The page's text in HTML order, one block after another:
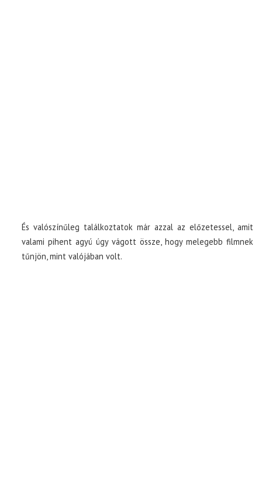
És valószínűleg találkoztatok már azzal az előzetessel, amit
valami pihent agyú úgy vágott össze, hogy melegebb filmnek
tűnjön, mint valójában volt.